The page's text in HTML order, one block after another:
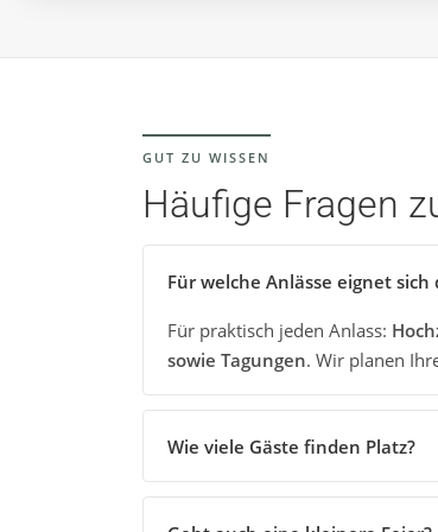
GUT ZU WISSEN
Häufige Fragen
Für welche Anlässe eignet
Für praktisch jeden Anlass:
sowie Tagungen. Wir planen
Wie viele Gäste finden Platz?